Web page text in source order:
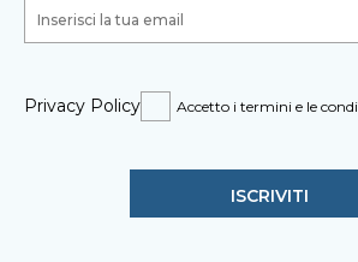
Privacy Policy Accetto i termini e le